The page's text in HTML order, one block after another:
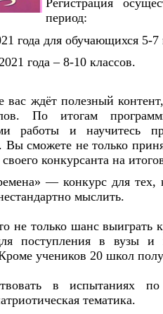
период:
года для обучающихся 5-7
года – 8-10 классов.
вас ждёт полезный
По итогам
работы и научитесь
Вы сможете не только
конкурсанта на
— конкурс для тех,
мыслить.
не только шанс выиграть
поступления в вузы и
учеников 20 школ
в испытаниях по
тематика.